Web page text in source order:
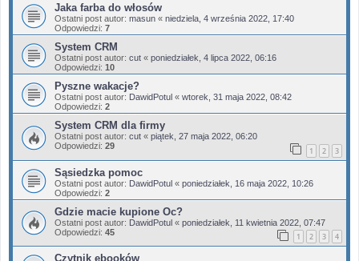
Jaka farba do włosów
Ostatni post autor: masun « niedziela, 4 września 2022, 17:40
Odpowiedzi: 7
System CRM
Ostatni post autor: cut « poniedziałek, 4 lipca 2022, 06:16
Odpowiedzi: 10
Pyszne wakacje?
Ostatni post autor: DawidPotul « wtorek, 31 maja 2022, 08:42
Odpowiedzi: 2
System CRM dla firmy
Ostatni post autor: cut « piątek, 27 maja 2022, 06:20
Odpowiedzi: 29 1 2 3
Sąsiedzka pomoc
Ostatni post autor: DawidPotul « poniedziałek, 16 maja 2022, 10:26
Odpowiedzi: 2
Gdzie macie kupione Oc?
Ostatni post autor: DawidPotul « poniedziałek, 11 kwietnia 2022, 07:47
Odpowiedzi: 45 1 2 3 4
Czytnik ebooków